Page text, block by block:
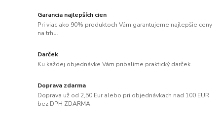
Garancia najlepších cien
Pri viac ako 90% produktoch Vám garantujeme najlepšie ceny
na trhu.
Darček
Ku každej objednávke Vám pribalíme praktický darček.
Doprava zdarma
Doprava už od 2,50 Eur alebo pri objednávkach nad 100 EUR
bez DPH ZDARMA.